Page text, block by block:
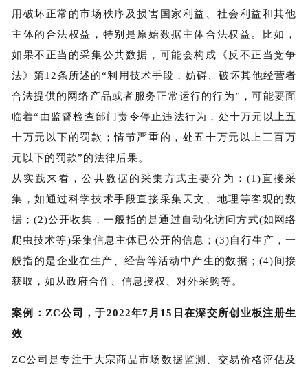
用破坏正常的市场秩序及损害国家利益、社会利益和其他
主体的合法权益，特别是原始数据主体合法权益。比如，
如果不正当的采集公共数据，可能会构成《反不正当竞争
法》第12条所述的“利用技术手段，妨碍、破坏其他经营者
合法提供的网络产品或者服务正常运行的行为”，可能要面
临着“由监督检查部门责令停止违法行为，处十万元以上五
十万元以下的罚款；情节严重的，处五十万元以上三百万
元以下的罚款”的法律后果。
从实践来看，公共数据的采集方式主要分为：(1)直接采
集，如通过科学技术手段直接采集天文、地理等客观的数
据；(2)公开收集，一般指的是通过自动化访问方式(如网络
爬虫技术等)采集信息主体已公开的信息；(3)自行生产，一
般指的是企业在生产、经营等活动中产生的数据；(4)间接
获取，如从政府合作、信息授权、对外采购等。
案例：ZC公司，于2022年7月15日在深交所创业板注册生
效
ZC公司是专注于大宗商品市场数据监测、交易价格评估及